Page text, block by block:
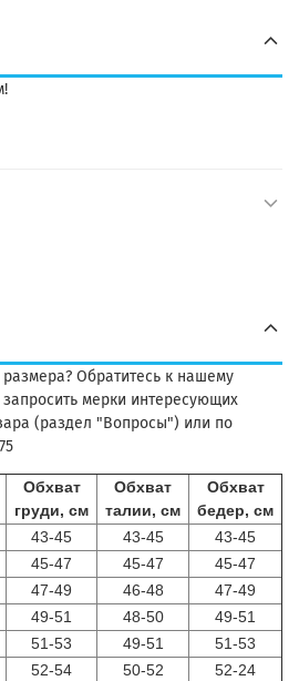
Обратитесь к нашему
мерки интересующих
(раздел "Вопросы") или по
Обхват
груди, см
Обхват
талии, см
Обхват
бедер, см
43-45 43-45
43-45
45-47 45-47
45-47
47-49 46-48
47-49
49-51 48-50
49-51
51-53 49-51
51-53
52-54 50-52
52-24